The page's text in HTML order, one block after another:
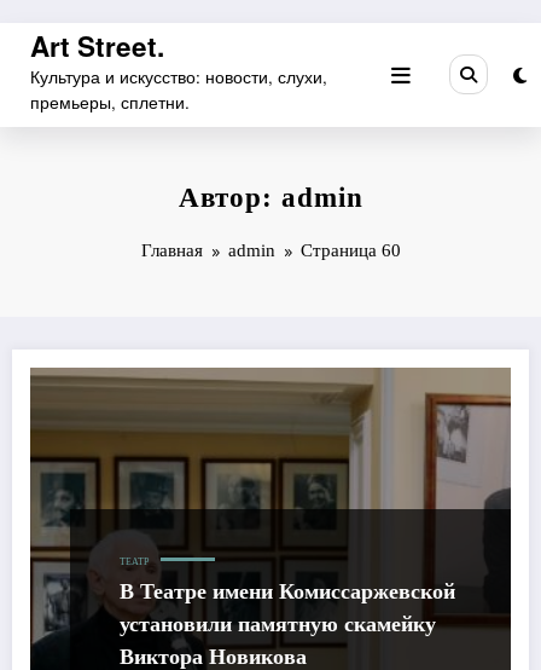
Перейти
содержимому
Art Street.
Культура и искусство: новости, слухи,
премьеры, сплетни.
Автор: admin
Главная admin Страница 60
ТЕАТР
В Театре имени Комиссаржевской
установили памятную скамейку
Виктора Новикова